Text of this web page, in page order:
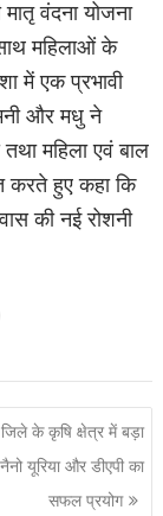
वंदना योजना
महिलाओं के
में एक प्रभावी
और मधु ने
महिला एवं बाल
करते हुए कहा कि
की नई रोशनी
के कृषि क्षेत्र में बड़ा
यूरिया और डीएपी का
सफल प्रयोग